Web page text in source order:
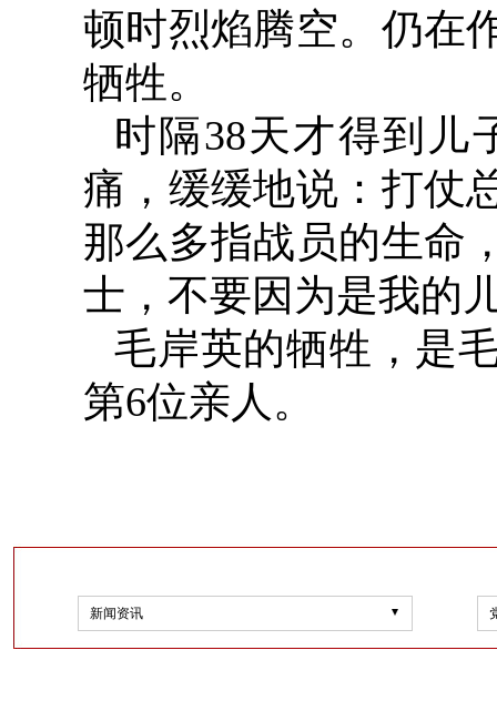
顿时烈焰腾空。仍在
牺牲。
时隔38天才得到儿
痛，缓缓地说：打仗
那么多指战员的生命
士，不要因为是我的
毛岸英的牺牲，是
第6位亲人。
新闻资讯